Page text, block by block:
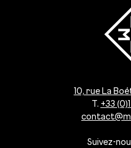
10, rue La
T. +33
Suivez-